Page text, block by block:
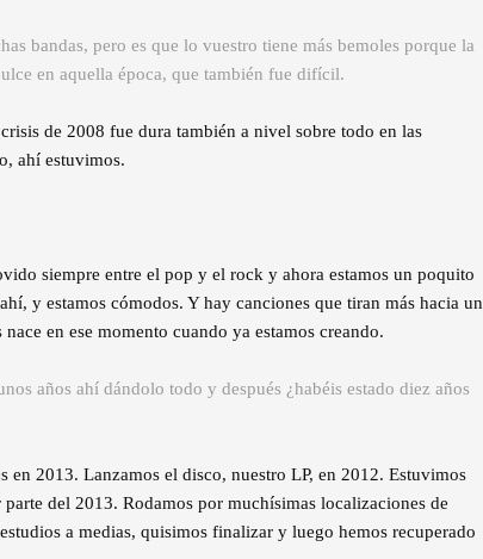
bandas, pero es que lo vuestro tiene más bemoles porque la
en aquella época, que también fue difícil.
de 2008 fue dura también a nivel sobre todo en las
ahí estuvimos.
siempre entre el pop y el rock y ahora estamos un poquito
y estamos cómodos. Y hay canciones que tiran más hacia un
en ese momento cuando ya estamos creando.
años ahí dándolo todo y después ¿habéis estado diez años
en 2013. Lanzamos el disco, nuestro LP, en 2012. Estuvimos
del 2013. Rodamos por muchísimas localizaciones de
a medias, quisimos finalizar y luego hemos recuperado